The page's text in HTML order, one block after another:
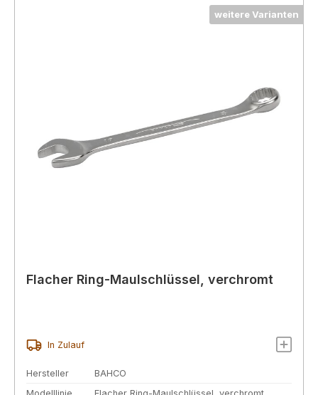
weitere Varianten
Flacher Ring-Maulschlüssel, verchromt
In Zulauf
Hersteller
BAHCO